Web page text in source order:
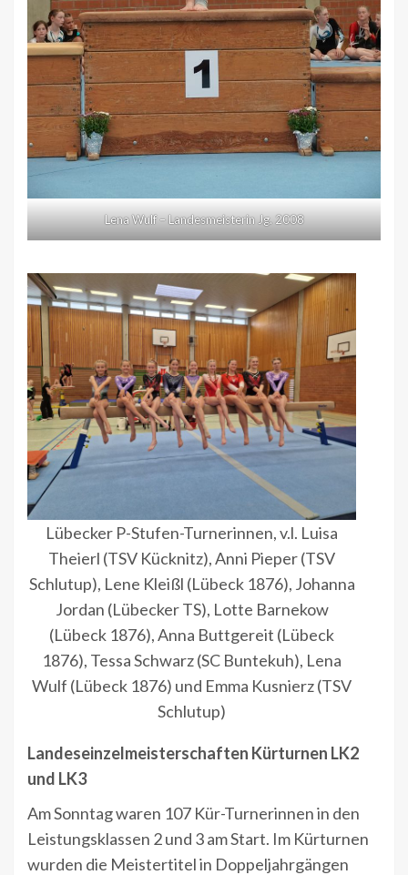
Lena Wulf – Landesmeisterin Jg. 2008
Lübecker P-Stufen-Turnerinnen, v.l. Luisa
Theierl (TSV Kücknitz), Anni Pieper (TSV
Schlutup), Lene Kleißl (Lübeck 1876), Johanna
Jordan (Lübecker TS), Lotte Barnekow
(Lübeck 1876), Anna Buttgereit (Lübeck
1876), Tessa Schwarz (SC Buntekuh), Lena
Wulf (Lübeck 1876) und Emma Kusnierz (TSV
Schlutup)
Landeseinzelmeisterschaften Kürturnen LK2
und LK3
Am Sonntag waren 107 Kür-Turnerinnen in den
Leistungsklassen 2 und 3 am Start. Im Kürturnen
wurden die Meistertitel in Doppeljahrgängen